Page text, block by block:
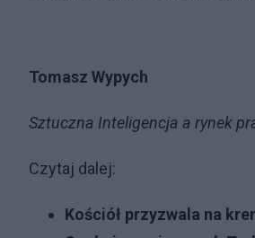
Tomasz Wypych
Sztuczna Inteligencja a rynek
Czytaj dalej:
Kościół przyzwala na